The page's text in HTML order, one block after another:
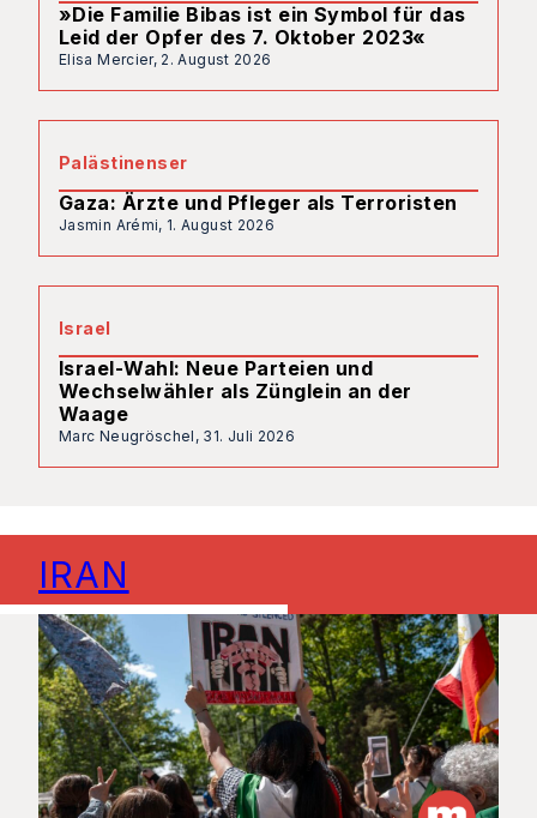
»Die Familie Bibas ist ein Symbol für das
Leid der Opfer des 7. Oktober 2023«
Elisa Mercier, 2. August 2026
Palästinenser
Gaza: Ärzte und Pfleger als Terroristen
Jasmin Arémi, 1. August 2026
Israel
Israel-Wahl: Neue Parteien und
Wechselwähler als Zünglein an der
Waage
Marc Neugröschel, 31. Juli 2026
IRAN